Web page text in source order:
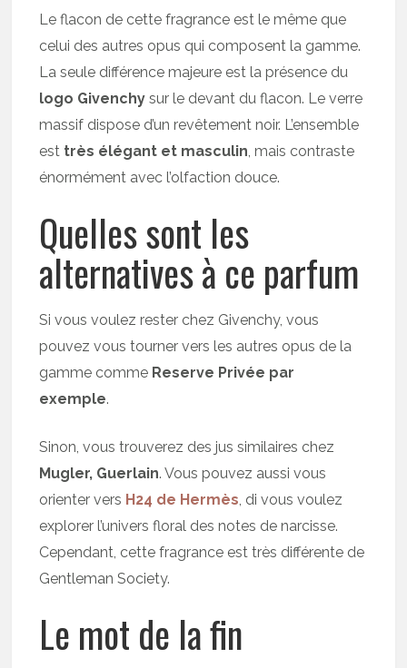
Le flacon de cette fragrance est le même que
celui des autres opus qui composent la gamme.
La seule différence majeure est la présence du
logo Givenchy sur le devant du flacon. Le verre
massif dispose d’un revêtement noir. L’ensemble
est très élégant et masculin , mais contraste
énormément avec l’olfaction douce.
Quelles sont les
alternatives à ce parfum
Si vous voulez rester chez Givenchy, vous
pouvez vous tourner vers les autres opus de la
gamme comme Reserve Privée par
exemple.
Sinon, vous trouverez des jus similaires chez
Mugler, Guerlain. Vous pouvez aussi vous
orienter vers H24 de Hermès , di vous voulez
explorer l’univers floral des notes de narcisse.
Cependant, cette fragrance est très différente de
Gentleman Society.
Le mot de la fin